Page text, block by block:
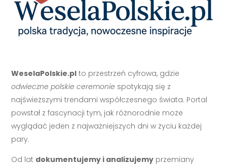
WeselaPolskie.pl to przestrzeń cyfrowa, gdzie
odwieczne polskie ceremonie spotykają się z
najświeższymi trendami współczesnego świata. Portal
powstał z fascynacji tym, jak różnorodnie może
wyglądać jeden z najważniejszych dni w życiu każdej
pary.
Od lat dokumentujemy i analizujemy przemiany